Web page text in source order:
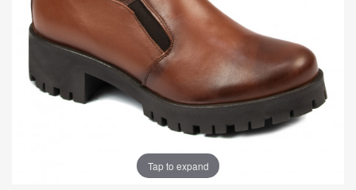
Tap to expand